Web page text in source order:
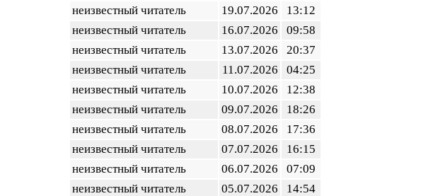
неизвестный читатель
19.07.2026
13:12
неизвестный читатель
16.07.2026
09:58
неизвестный читатель
13.07.2026
20:37
неизвестный читатель
11.07.2026
04:25
неизвестный читатель
10.07.2026
12:38
неизвестный читатель
09.07.2026
18:26
неизвестный читатель
08.07.2026
17:36
неизвестный читатель
07.07.2026
16:15
неизвестный читатель
06.07.2026
07:09
неизвестный читатель
05.07.2026
14:54